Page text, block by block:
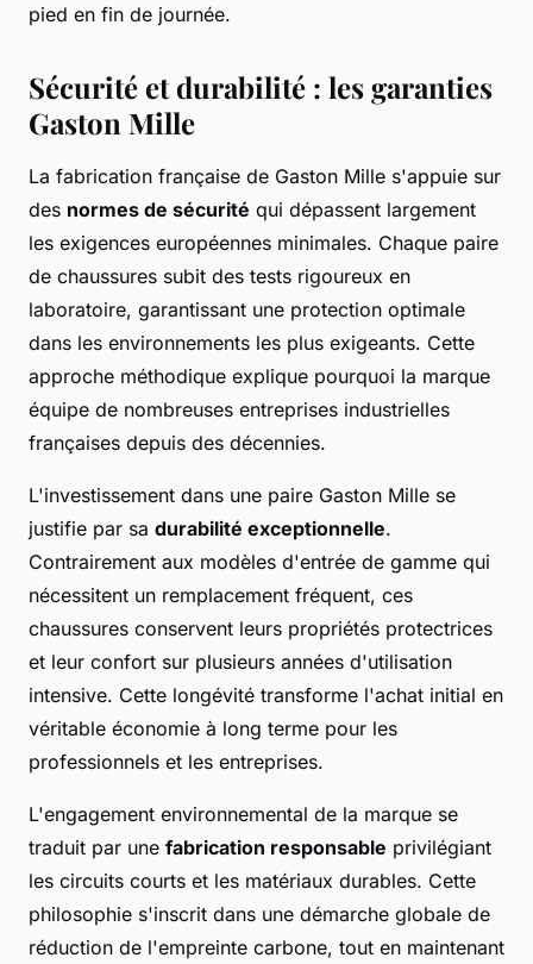
pied en fin de journée.
Sécurité et durabilité : les garanties
Gaston Mille
La fabrication française de Gaston Mille s'appuie sur
des normes de sécurité qui dépassent largement
les exigences européennes minimales. Chaque paire
de chaussures subit des tests rigoureux en
laboratoire, garantissant une protection optimale
dans les environnements les plus exigeants. Cette
approche méthodique explique pourquoi la marque
équipe de nombreuses entreprises industrielles
françaises depuis des décennies.
L'investissement dans une paire Gaston Mille se
justifie par sa durabilité exceptionnelle.
Contrairement aux modèles d'entrée de gamme qui
nécessitent un remplacement fréquent, ces
chaussures conservent leurs propriétés protectrices
et leur confort sur plusieurs années d'utilisation
intensive. Cette longévité transforme l'achat initial en
véritable économie à long terme pour les
professionnels et les entreprises.
L'engagement environnemental de la marque se
traduit par une fabrication responsable privilégiant
les circuits courts et les matériaux durables. Cette
philosophie s'inscrit dans une démarche globale de
réduction de l'empreinte carbone, tout en maintenant